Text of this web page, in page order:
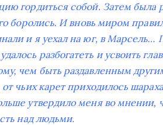
гордиться собой. Затем была
боролись. И вновь миром
и я уехал на юг, в Марсель…
разбогатеть и усвоить
чем быть раздавленным
чьих карет приходилось
утвердило меня во мнении,
над людьми.